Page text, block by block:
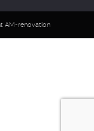
AM-renovation